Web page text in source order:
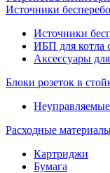
Источники
Источники
ИБП для котла
Аксессуары
Блоки розеток в
Расходные
Картриджи
Бумага